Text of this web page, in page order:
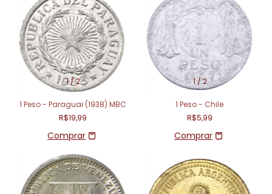
1/2
1 Peso - Paraguai (1938) MBC
R$19,99
1/2
1 Peso - Chile
R$5,99